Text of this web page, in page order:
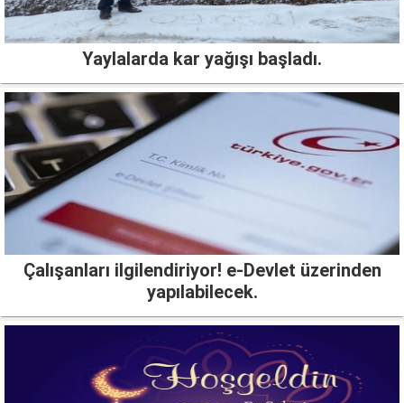
Yaylalarda kar yağışı başladı.
Çalışanları ilgilendiriyor! e-Devlet üzerinden
yapılabilecek.